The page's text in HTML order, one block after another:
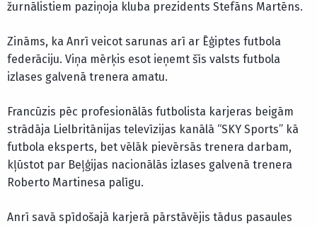
žurnālistiem paziņoja kluba prezidents Stefāns Martēns.
Zināms, ka Anrī veicot sarunas arī ar Ēģiptes futbola
federāciju. Viņa mērķis esot ieņemt šīs valsts futbola
izlases galvenā trenera amatu.
Francūzis pēc profesionālās futbolista karjeras beigām
strādāja Lielbritānijas televīzijas kanālā “SKY Sports” kā
futbola eksperts, bet vēlāk pievērsās trenera darbam,
kļūstot par Beļģijas nacionālās izlases galvenā trenera
Roberto Martinesa palīgu.
Anrī savā spīdošajā karjerā pārstāvējis tādus pasaules